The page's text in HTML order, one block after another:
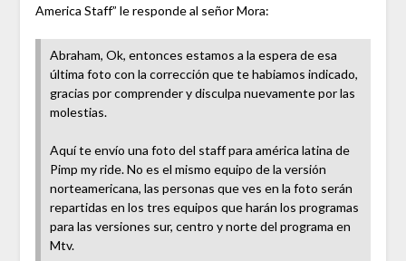
America Staff” le responde al señor Mora:
Abraham, Ok, entonces estamos a la espera de esa
última foto con la corrección que te habiamos indicado,
gracias por comprender y disculpa nuevamente por las
molestias.
Aquí te envío una foto del staff para américa latina de
Pimp my ride. No es el mismo equipo de la versión
norteamericana, las personas que ves en la foto serán
repartidas en los tres equipos que harán los programas
para las versiones sur, centro y norte del programa en
Mtv.